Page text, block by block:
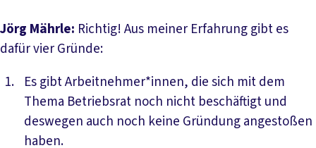
Jörg Mährle: Richtig! Aus meiner Erfahrung gibt es
dafür vier Gründe:
Es gibt Arbeitnehmer*innen, die sich mit dem
Thema Betriebsrat noch nicht beschäftigt und
deswegen auch noch keine Gründung angestoßen
haben.